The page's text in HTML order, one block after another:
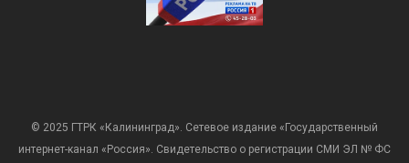
© 2025 ГТРК «Калининград». Сетевое издание «Государственный
интернет-канал «Россия». Свидетельство о регистрации СМИ ЭЛ № ФС